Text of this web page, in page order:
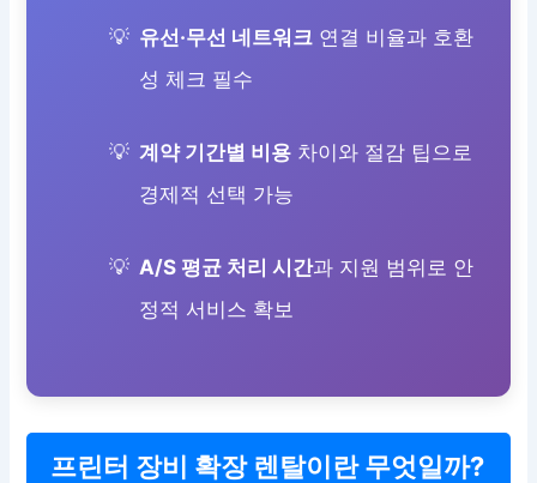
유선·무선 네트워크 연결 비율과 호환
성 체크 필수
계약 기간별 비용 차이와 절감 팁으로
경제적 선택 가능
A/S 평균 처리 시간과 지원 범위로 안
정적 서비스 확보
프린터 장비 확장 렌탈이란 무엇일까?